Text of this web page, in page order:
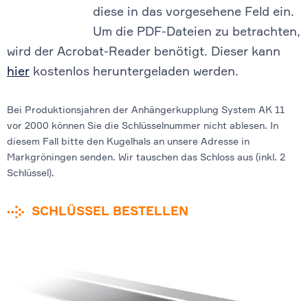
diese in das vorgesehene Feld ein.
Um die PDF-Dateien zu betrachten,
wird der Acrobat-Reader benötigt. Dieser kann
hier kostenlos heruntergeladen werden.
Bei Produktionsjahren der Anhängerkupplung System AK 11
vor 2000 können Sie die Schlüsselnummer nicht ablesen. In
diesem Fall bitte den Kugelhals an unsere Adresse in
Markgröningen senden. Wir tauschen das Schloss aus (inkl. 2
Schlüssel).
SCHLÜSSEL BESTELLEN